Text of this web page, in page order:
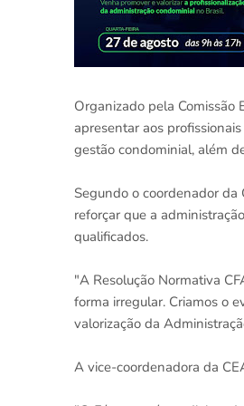
Organizado pela Comissão
apresentar aos
gestão condominial, além
Segundo o coordenador da
reforçar que a
qualificados.
"A Resolução Normativa
forma irregular. Criamos o
valorização da
A vice-coordenadora da